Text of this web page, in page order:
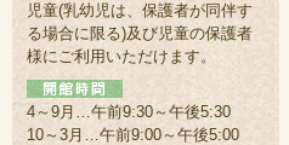
児童(乳幼児は、保護者が同伴す
る場合に限る)及び児童の保護者
様にご利用いただけます。
4～9月…午前9:30～午後5:30
10～3月…午前9:00～午後5:00